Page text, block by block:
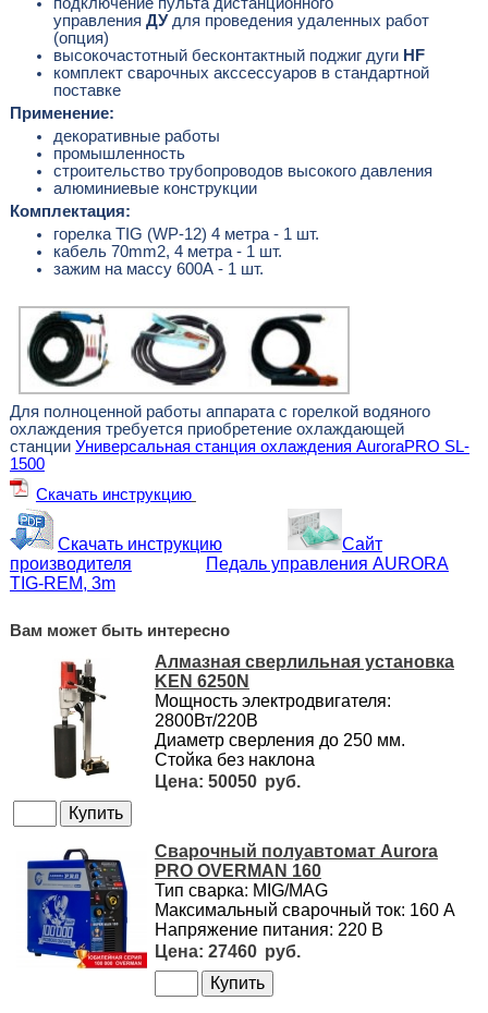
управления ДУ для проведения удаленных работ
(опция)
высокочастотный бесконтактный поджиг дуги HF
комплект сварочных акссессуаров в стандартной
поставке
Применение:
декоративные работы
промышленность
строительство трубопроводов высокого давления
алюминиевые конструкции
Комплектация:
горелка TIG (WP-12) 4 метра - 1 шт.
кабель 70mm2, 4 метра - 1 шт.
зажим на массу 600А - 1 шт.
Для полноценной работы аппарата с горелкой водяного
охлаждения требуется приобретение охлаждающей
станции Универсальная станция охлаждения AuroraPRO SL-
1500
Скачать инструкцию
Скачать инструкцию
Сайт
производителя
Педаль управления AURORA
TIG-REM, 3m
Вам может быть интересно
Алмазная сверлильная установка
KEN 6250N
Мощность электродвигателя:
2800Вт/220В
Диаметр сверления до 250 мм.
Стойка без наклона
50050
Сварочный полуавтомат Aurora
PRO OVERMAN 160
Тип сварка: MIG/MAG
Максимальный сварочный ток: 160 А
Напряжение питания: 220 В
27460